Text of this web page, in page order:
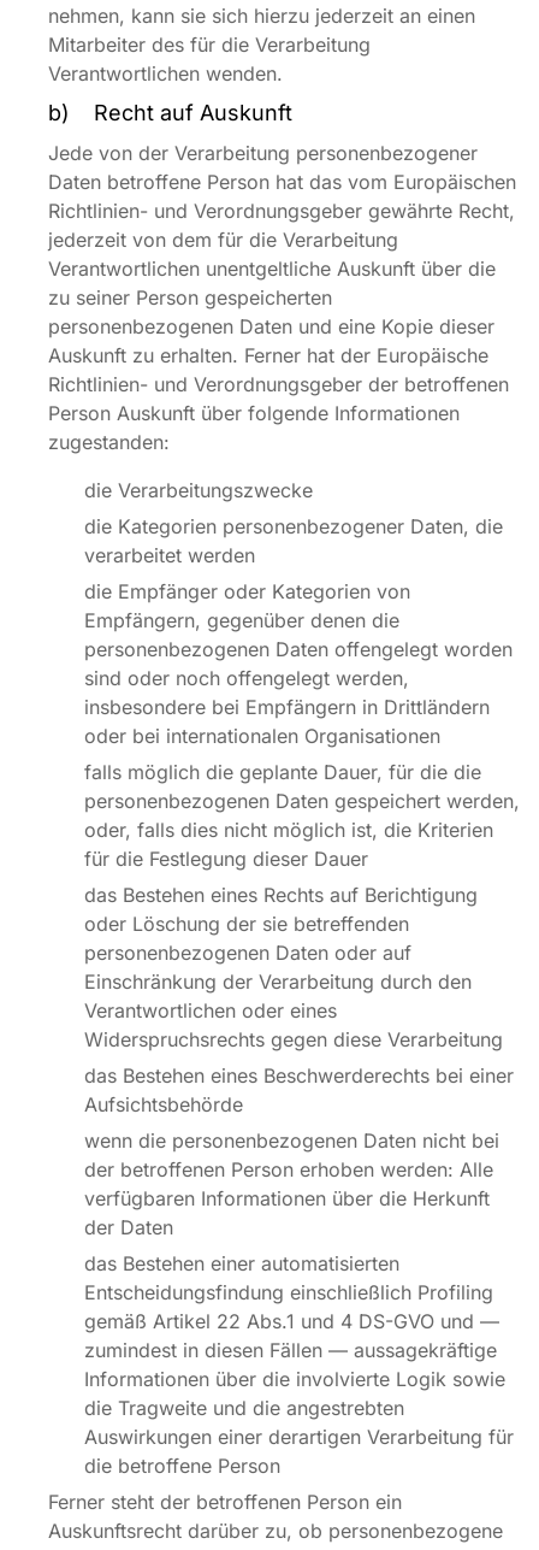
nehmen, kann sie sich hierzu jederzeit an einen
Mitarbeiter des für die Verarbeitung
Verantwortlichen wenden.
b) Recht auf Auskunft
Jede von der Verarbeitung personenbezogener
Daten betroffene Person hat das vom Europäischen
Richtlinien- und Verordnungsgeber gewährte Recht,
jederzeit von dem für die Verarbeitung
Verantwortlichen unentgeltliche Auskunft über die
zu seiner Person gespeicherten
personenbezogenen Daten und eine Kopie dieser
Auskunft zu erhalten. Ferner hat der Europäische
Richtlinien- und Verordnungsgeber der betroffenen
Person Auskunft über folgende Informationen
zugestanden:
die Verarbeitungszwecke
die Kategorien personenbezogener Daten, die
verarbeitet werden
die Empfänger oder Kategorien von
Empfängern, gegenüber denen die
personenbezogenen Daten offengelegt worden
sind oder noch offengelegt werden,
insbesondere bei Empfängern in Drittländern
oder bei internationalen Organisationen
falls möglich die geplante Dauer, für die die
personenbezogenen Daten gespeichert werden,
oder, falls dies nicht möglich ist, die Kriterien
für die Festlegung dieser Dauer
das Bestehen eines Rechts auf Berichtigung
oder Löschung der sie betreffenden
personenbezogenen Daten oder auf
Einschränkung der Verarbeitung durch den
Verantwortlichen oder eines
Widerspruchsrechts gegen diese Verarbeitung
das Bestehen eines Beschwerderechts bei einer
Aufsichtsbehörde
wenn die personenbezogenen Daten nicht bei
der betroffenen Person erhoben werden: Alle
verfügbaren Informationen über die Herkunft
der Daten
das Bestehen einer automatisierten
Entscheidungsfindung einschließlich Profiling
gemäß Artikel 22 Abs.1 und 4 DS-GVO und —
zumindest in diesen Fällen — aussagekräftige
Informationen über die involvierte Logik sowie
die Tragweite und die angestrebten
Auswirkungen einer derartigen Verarbeitung für
die betroffene Person
Ferner steht der betroffenen Person ein
Auskunftsrecht darüber zu, ob personenbezogene